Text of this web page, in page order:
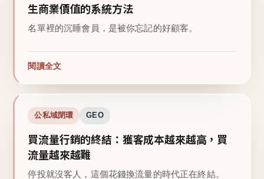
生商業價值的系統方法
名單裡的沉睡會員，是被你忘記的好顧客。
閱讀全文
公私域閉環 GEO
買流量行銷的終結：獲客成本越來越高，買
流量越來越難
停投就沒客人，這個花錢換流量的時代正在終結。